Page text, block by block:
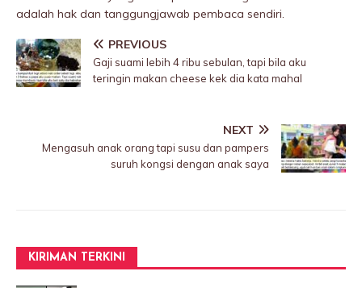
adalah hak dan tanggungjawab pembaca sendiri.
PREVIOUS
Gaji suami lebih 4 ribu sebulan, tapi bila aku
teringin makan cheese kek dia kata mahal
NEXT
Mengasuh anak orang tapi susu dan pampers
suruh kongsi dengan anak saya
KIRIMAN TERKINI